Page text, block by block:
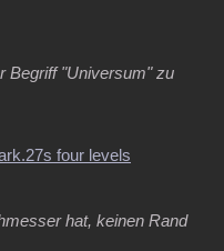
Begriff "Universum" zu
four levels
hat, keinen Rand